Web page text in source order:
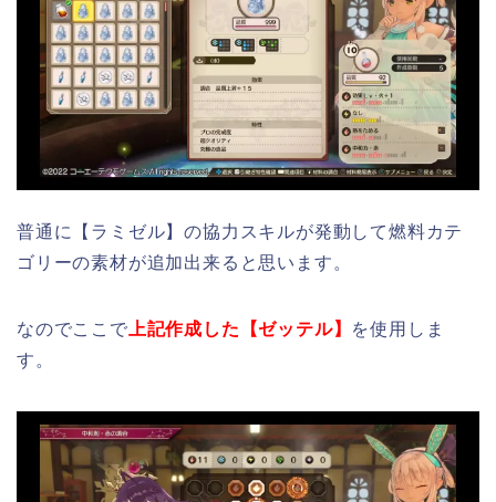
普通に【ラミゼル】の協力スキルが発動して燃料カテ
ゴリーの素材が追加出来ると思います。
なのでここで 上記作成した【ゼッテル】 を使用しま
す。